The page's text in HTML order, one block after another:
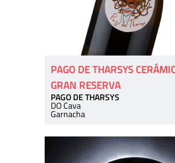
PAGO DE THARSYS
GRAN RESERVA
PAGO DE THARSYS
DO Cava
Garnacha